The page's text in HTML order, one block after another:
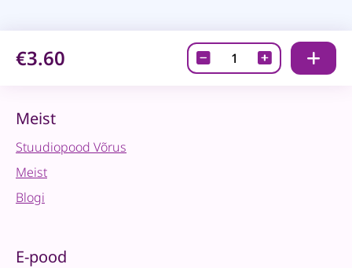
€3.60
Winged
Melodies-
Meist
Stuudiopood Võrus
Meist
Blogi
E-pood